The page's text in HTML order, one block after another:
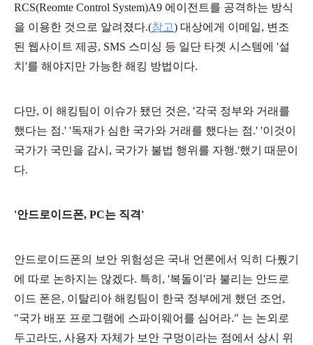
RCS(Reomte Control System)A9 에이전트를 공격하는 방식
을 이용한 것으로 알려졌다.(참고) 대상에게 이메일, 변조
된 웹사이트 제공, SMS 스미싱 등 일단 타겟 시스템에 '설
치'를 해야지만 가능한 해킹 방법이다.
다만, 이 해킹팀이 이슈가 됐던 것은, '각국 정부와 거래를
했다는 점.' '독재가 심한 국가와 거래를 했다는 점.' '이것이
국가가 국민을 감시, 국가가 불법 행위를 자행.'했기 때문이
다.
'안드로이드폰, PC는 직격'
안드로이드폰의 보안 위험성은 국내 언론에서 익히 다뤘기
에 따로 논하지는 않겠다. 특히, '복돌이'라 불리는 안드로
이드 폰은, 이탈리아 해킹팀이 한국 정부에게 했던 조언,
"국가 배포 프로그램에 스파이웨어를 심어라." 는 논외로
두고라도, 사용자 자체가 보안 구멍이라는 점에서 상시 위